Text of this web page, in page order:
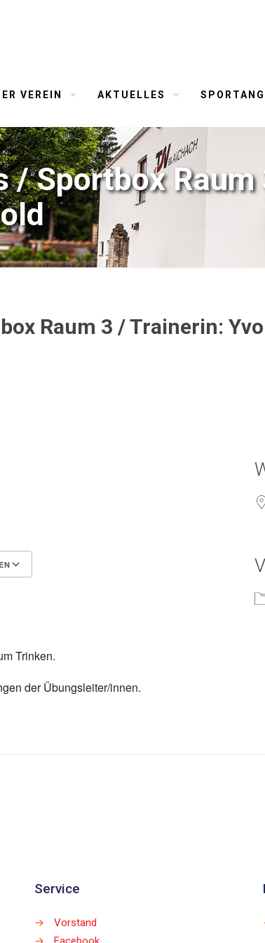
VEREIN AKTUELLES
Sportbox Raum
Raum 3 / Trainerin:
Trinken.
der Übungsleiter/innen.
Service
→
Vorstand